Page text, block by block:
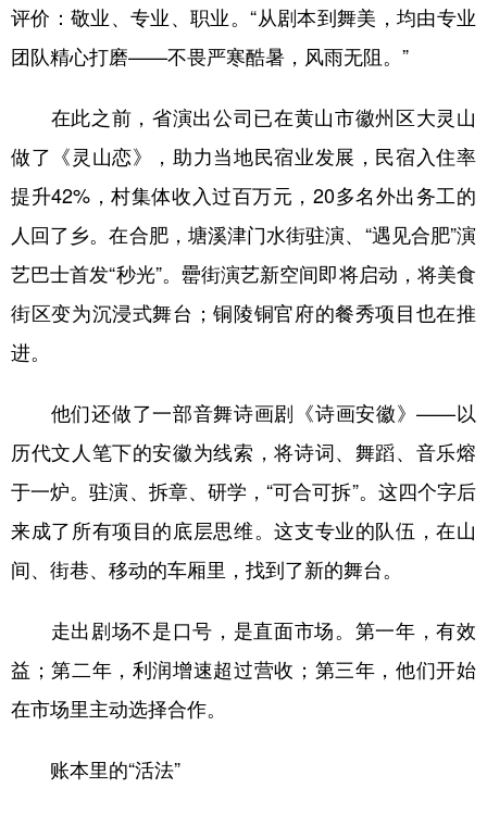
评价：敬业、专业、职业。“从剧本到舞美，均由专业
团队精心打磨——不畏严寒酷暑，风雨无阻。”
在此之前，省演出公司已在黄山市徽州区大灵山
做了《灵山恋》，助力当地民宿业发展，民宿入住率
提升42%，村集体收入过百万元，20多名外出务工的
人回了乡。在合肥，塘溪津门水街驻演、“遇见合肥”演
艺巴士首发“秒光”。罍街演艺新空间即将启动，将美食
街区变为沉浸式舞台；铜陵铜官府的餐秀项目也在推
进。
他们还做了一部音舞诗画剧《诗画安徽》——以
历代文人笔下的安徽为线索，将诗词、舞蹈、音乐熔
于一炉。驻演、拆章、研学，“可合可拆”。这四个字后
来成了所有项目的底层思维。这支专业的队伍，在山
间、街巷、移动的车厢里，找到了新的舞台。
走出剧场不是口号，是直面市场。第一年，有效
益；第二年，利润增速超过营收；第三年，他们开始
在市场里主动选择合作。
账本里的“活法”